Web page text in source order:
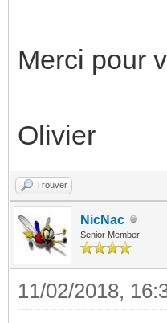
Merci pour
Olivier
Trouver
NicNac
Senior Member
11/02/2018,